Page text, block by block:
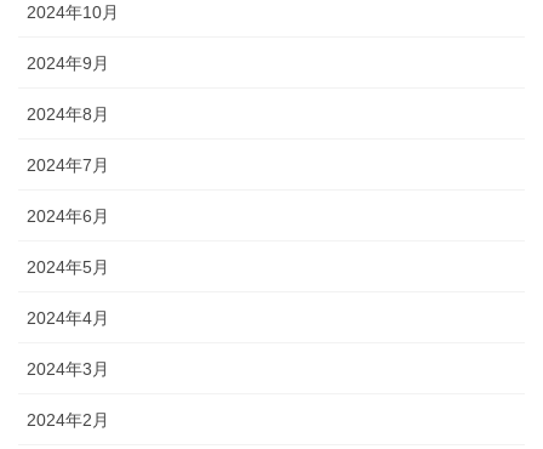
2024年10月
2024年9月
2024年8月
2024年7月
2024年6月
2024年5月
2024年4月
2024年3月
2024年2月